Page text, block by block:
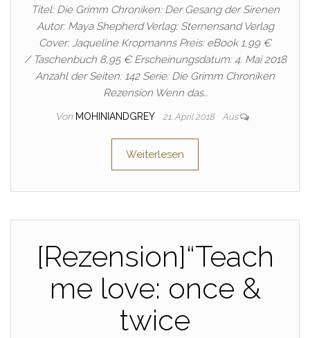
Titel: Die Grimm Chroniken: Der Gesang der Sirenen
Autor: Maya Shepherd Verlag: Sternensand Verlag
Cover: Jaqueline Kropmanns Preis: eBook 1,99 €
/ Taschenbuch 8,95 € Erscheinungsdatum: 4. Mai 2018
Anzahl der Seiten: 142 Serie: Die Grimm Chroniken
Rezension Wenn das…
Von MOHINIANDGREY 21. April 2018 Aus
Weiterlesen
[Rezension]“Teach
me love: once &
twice